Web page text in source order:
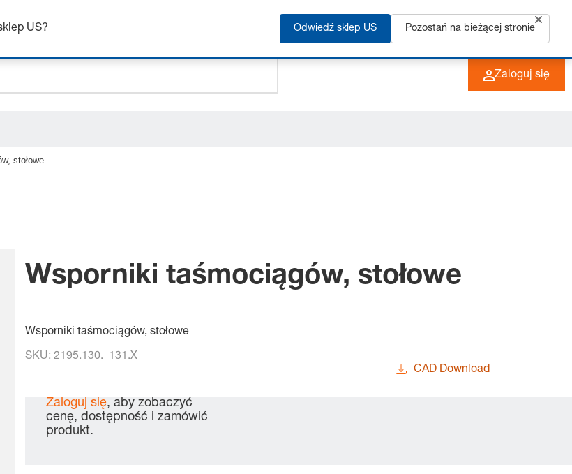
+49 (0) 6266 73-0 PL
Zaloguj się
stołowe
Wsporniki taśmociągów, stołowe
Wsporniki taśmociągów, stołowe
SKU:2195.130._131.X
CAD Download
Zaloguj się, aby zobaczyć
cenę, dostępność i zamówić
produkt.
US? Odwiedź sklep US Pozostań na bieżącej stronie